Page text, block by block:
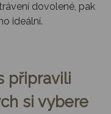
dovolené, pak
ideální.
připravili
si vybere